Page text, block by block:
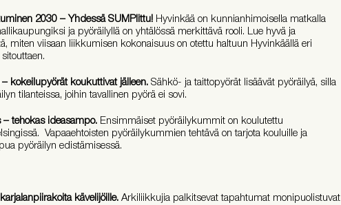
2030 – Yhdessä SUMPlittu! Hyvinkää on kunnianhimoisella matkalla
ja pyöräilyllä on yhtälössä merkittävä rooli. Lue hyvä ja
miten viisaan liikkumisen kokonaisuus on otettu haltuun Hyvinkäällä eri
kokeilupyörät koukuttivat jälleen. Sähkö- ja taittopyörät lisäävät pyöräilyä, silla
tilanteissa, joihin tavallinen pyörä ei sovi.
tehokas ideasampo. Ensimmäiset pyöräilykummit on koulutettu
Vapaaehtoisten pyöräilykummien tehtävä on tarjota kouluille ja
pyöräilyn edistämisessä.
kävelijöille. Arkiliikkujia palkitsevat tapahtumat monipuolistuvat